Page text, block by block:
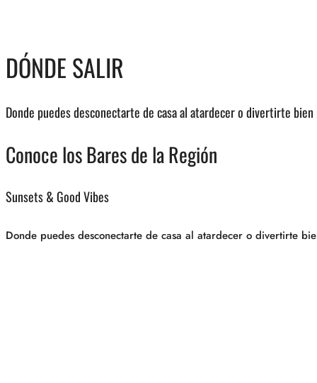
DÓNDE SALIR
Donde puedes desconectarte de casa al atardecer o divertirte bien
Conoce los Bares de la Región
Sunsets & Good Vibes
Donde puedes desconectarte de casa al atardecer o divertirte